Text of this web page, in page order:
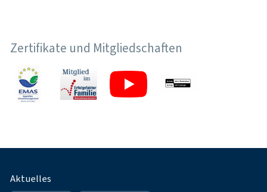
Zertifikate und Mitgliedschaften
Fußnavigation
Aktuelles